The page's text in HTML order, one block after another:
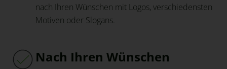
nach Ihren Wünschen mit Logos, verschiedensten
Motiven oder Slogans.
Nach Ihren Wünschen